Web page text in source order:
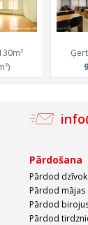
Pārdošana
Pārdod
Pārdod mājas
Pārdod
Pārdod